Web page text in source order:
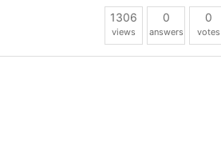
1306
views
0
answers
0
votes